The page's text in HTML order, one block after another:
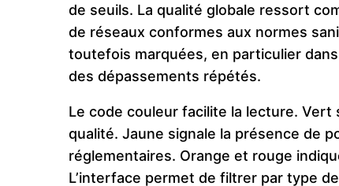
de seuils. La qualité globale ressort
de réseaux conformes aux normes
toutefois marquées, en particulier
des dépassements répétés.
Le code couleur facilite la lecture.
qualité. Jaune signale la présence de
réglementaires. Orange et rouge
L’interface permet de filtrer par type